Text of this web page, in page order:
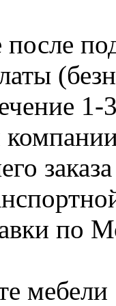
по